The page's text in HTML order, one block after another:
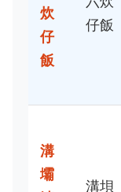
炊
仔
飯
仔飯
溝
壩
溝垻